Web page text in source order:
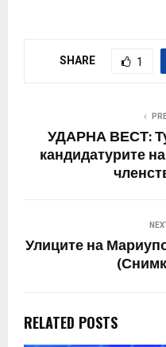
сложена. -
во централниот дел,
рече тој. Басурин
додаде дека нивните
SHARE 1
УДАРНА ВЕСТ:
кандидатурите
Улиците на
RELATED POSTS